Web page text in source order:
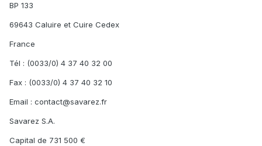
BP 133
69643 Caluire et Cuire Cedex
France
Tél : (0033/0) 4 37 40 32 00
Fax : (0033/0) 4 37 40 32 10
Email : contact@savarez.fr
Savarez S.A.
Capital de 731 500 €